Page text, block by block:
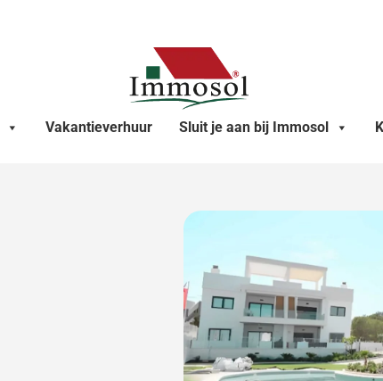
Vakantieverhuur Sluit je aan bij Immosol